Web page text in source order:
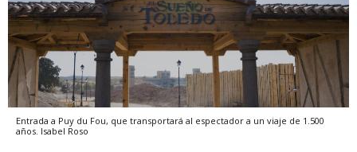
Entrada a Puy du Fou, que transportará al espectador a un viaje de 1.500
años. Isabel Roso